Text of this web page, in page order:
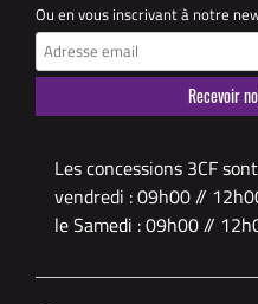
Ou en vous inscrivant à notre
Les concessions 3CF
vendredi : 09h00 //
le Samedi : 09h00 //